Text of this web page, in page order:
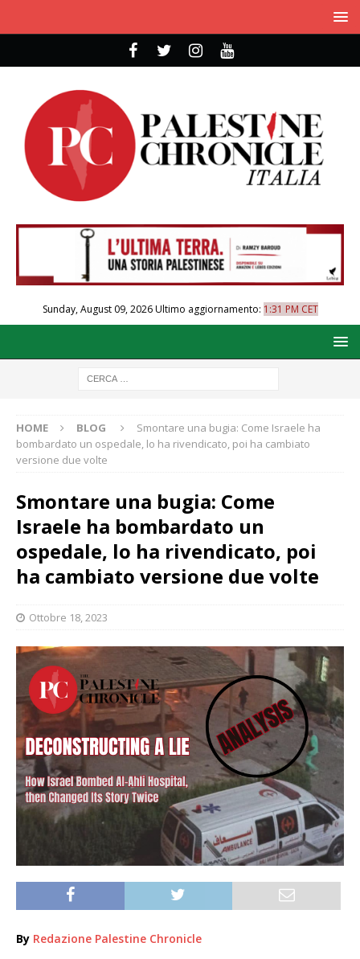
Sunday, August 09, 2026Ultimo aggiornamento: 1:31 PM CET
HOME BLOG
Smontare una bugia: Come Israele ha
bombardato un ospedale, lo ha rivendicato, poi ha cambiato
versione due volte
Smontare una bugia: Come
Israele ha bombardato un
ospedale, lo ha rivendicato, poi
ha cambiato versione due volte
Ottobre 18, 2023
By Redazione Palestine Chronicle